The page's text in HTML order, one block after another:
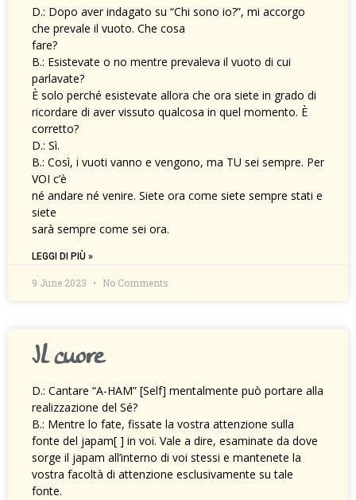
D.: Dopo aver indagato su “Chi sono io?”, mi accorgo
che prevale il vuoto. Che cosa
fare?
B.: Esistevate o no mentre prevaleva il vuoto di cui
parlavate?
È solo perché esistevate allora che ora siete in grado di
ricordare di aver vissuto qualcosa in quel momento. È
corretto?
D.: Sì.
B.: Così, i vuoti vanno e vengono, ma TU sei sempre. Per
VOI c’è
né andare né venire. Siete ora come siete sempre stati e
siete
sarà sempre come sei ora.
LEGGI DI PIÙ »
9 June 2023 No Comments
Il cuore
D.: Cantare “A-HAM” [Self] mentalmente può portare alla
realizzazione del Sé?
B.: Mentre lo fate, fissate la vostra attenzione sulla
fonte del japam[ ] in voi. Vale a dire, esaminate da dove
sorge il japam all’interno di voi stessi e mantenete la
vostra facoltà di attenzione esclusivamente su tale
fonte.